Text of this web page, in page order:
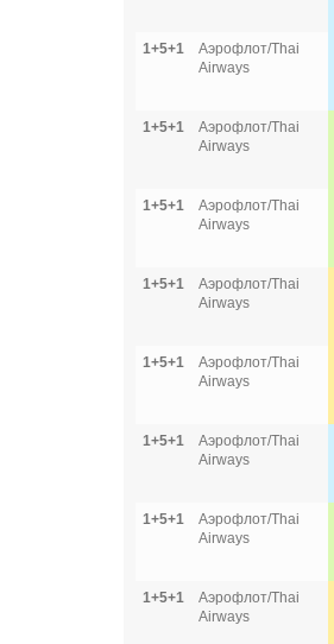
1+5+1
Аэрофлот/Thai
Airways
1+5+1
Аэрофлот/Thai
Airways
1+5+1
Аэрофлот/Thai
Airways
1+5+1
Аэрофлот/Thai
Airways
1+5+1
Аэрофлот/Thai
Airways
1+5+1
Аэрофлот/Thai
Airways
1+5+1
Аэрофлот/Thai
Airways
1+5+1
Аэрофлот/Thai
Airways